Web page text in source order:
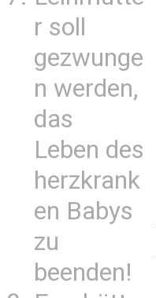
r soll
gezwunge
n werden,
das
Leben des
herzkrank
en Babys
zu
beenden!